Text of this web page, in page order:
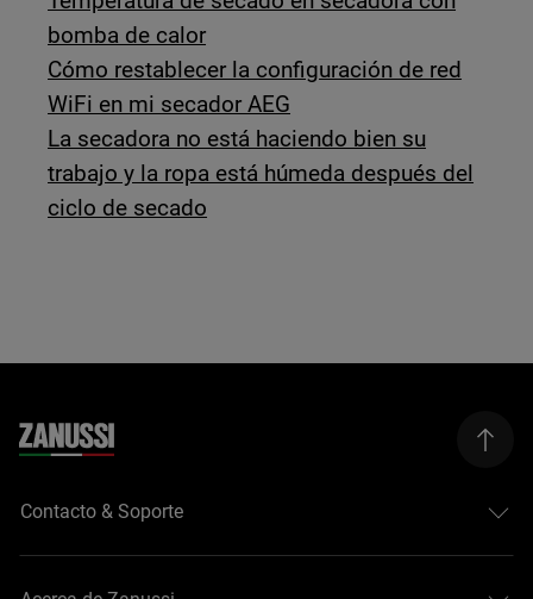
bomba de calor
Cómo restablecer la configuración de red
WiFi en mi secador AEG
La secadora no está haciendo bien su
trabajo y la ropa está húmeda después del
ciclo de secado
Contacto & Soporte